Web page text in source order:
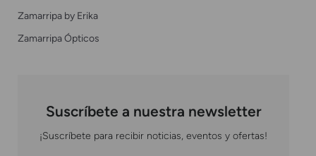
Zamarripa by Erika
Zamarripa Ópticos
Suscríbete a nuestra newsletter
¡Suscríbete para recibir noticias, eventos y ofertas!